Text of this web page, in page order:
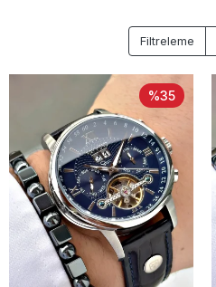
Filtreleme
%35